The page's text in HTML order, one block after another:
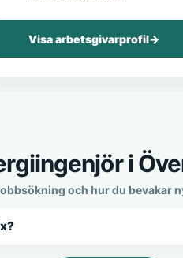
Visa arbetsgivarprofil→
i
och hur du bevakar